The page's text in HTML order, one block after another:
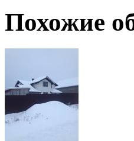
Похожие